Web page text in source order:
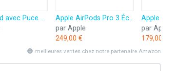
Apple iPad avec Puce A16 : Écran Liquid Retina 11 Pouces, 128 Go, Wi-FI 6, caméras Avant/arrière 12 Mpx, Touch ID, autonomie d’Une journée – Argent
Apple AirPods Pro 3 Écouteurs sans Fil, réduction Active du Bruit, détection de la fréquence Cardiaque, écouteurs Bluetooth, Audio Spatial, Son Haute-fidélité, Recharge USB-C
par Apple
249,00 €
par Apple
179,00 €
meilleures ventes chez notre partenaire Amazon